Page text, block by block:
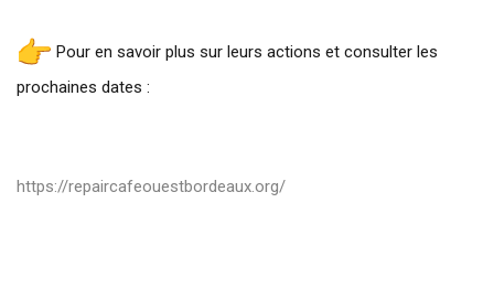
Pour en savoir plus sur leurs actions et consulter les
prochaines dates :
https://repaircafeouestbordeaux.org/